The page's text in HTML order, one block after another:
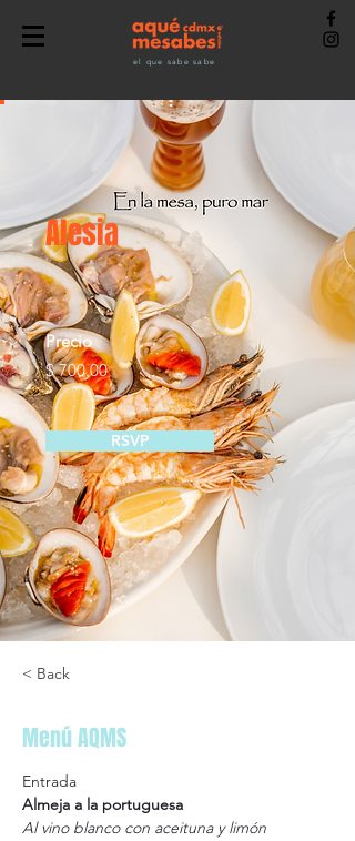
el que sabe sabe
Alesia
Precio
$ 700.00
RSVP
< Back
Menú AQMS
Entrada
Almeja a la portuguesa
Al vino blanco con aceituna y limón